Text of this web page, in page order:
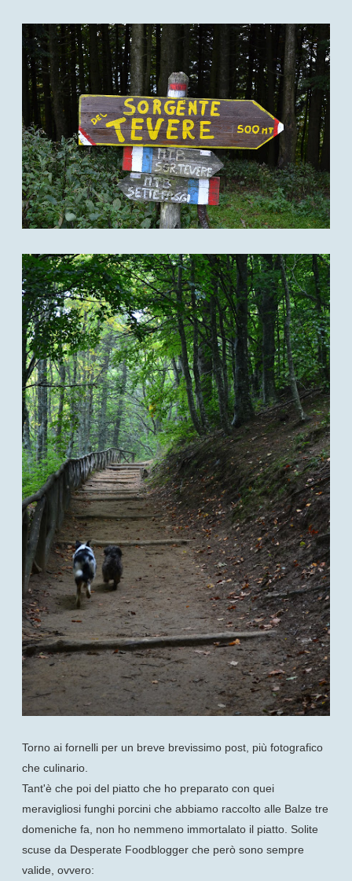
Torno ai fornelli per un breve brevissimo post, più fotografico
che culinario.
Tant'è che poi del piatto che ho preparato con quei
meravigliosi funghi porcini che abbiamo raccolto alle Balze tre
domeniche fa, non ho nemmeno immortalato il piatto. Solite
scuse da Desperate Foodblogger che però sono sempre
valide, ovvero: